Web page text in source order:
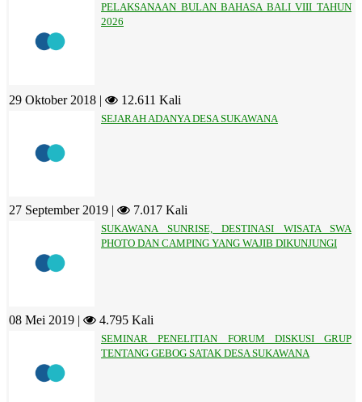
PELAKSANAAN BULAN BAHASA BALI VIII TAHUN
2026
29 Oktober 2018 | 12.611 Kali
SEJARAH ADANYA DESA SUKAWANA
27 September 2019 | 7.017 Kali
SUKAWANA SUNRISE, DESTINASI WISATA SWA
PHOTO DAN CAMPING YANG WAJIB DIKUNJUNGI
08 Mei 2019 | 4.795 Kali
SEMINAR PENELITIAN FORUM DISKUSI GRUP
TENTANG GEBOG SATAK DESA SUKAWANA